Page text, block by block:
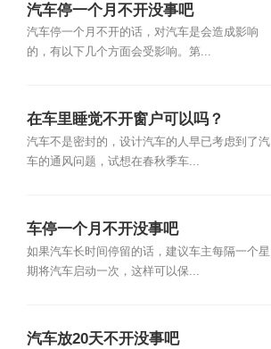
汽车停一个月不开没事吧
汽车停一个月不开的话，对汽车是会造成影响
的，有以下几个方面会受影响。第...
在车里睡觉不开窗户可以吗？
汽车不是密封的，设计汽车的人早已考虑到了汽
车的通风问题，试想在春秋季车...
车停一个月不开没事吧
如果汽车长时间停留的话，建议车主每隔一个星
期将汽车启动一次，这样可以保...
汽车放20天不开没事吧